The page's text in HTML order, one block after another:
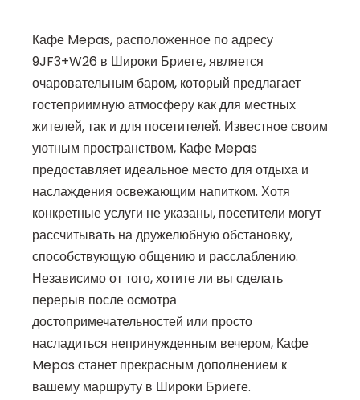
Кафе Mepas, расположенное по адресу
9JF3+W26 в Широки Бриеге, является
очаровательным баром, который предлагает
гостеприимную атмосферу как для местных
жителей, так и для посетителей. Известное своим
уютным пространством, Кафе Mepas
предоставляет идеальное место для отдыха и
наслаждения освежающим напитком. Хотя
конкретные услуги не указаны, посетители могут
рассчитывать на дружелюбную обстановку,
способствующую общению и расслаблению.
Независимо от того, хотите ли вы сделать
перерыв после осмотра
достопримечательностей или просто
насладиться непринужденным вечером, Кафе
Mepas станет прекрасным дополнением к
вашему маршруту в Широки Бриеге.